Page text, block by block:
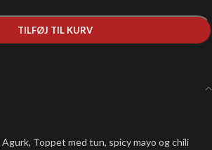
TILFØJ TIL KURV
Toppet med tun, spicy mayo og chili